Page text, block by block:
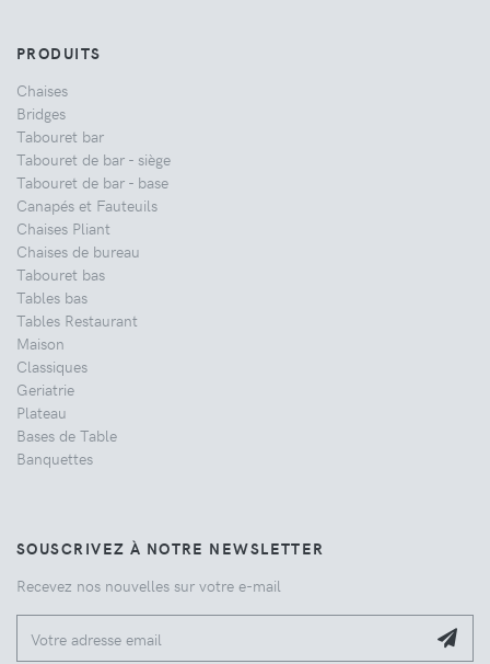
PRODUITS
Chaises
Bridges
Tabouret bar
Tabouret de bar - siège
Tabouret de bar - base
Canapés et Fauteuils
Chaises Pliant
Chaises de bureau
Tabouret bas
Tables bas
Tables Restaurant
Maison
Classiques
Geriatrie
Plateau
Bases de Table
Banquettes
SOUSCRIVEZ À NOTRE NEWSLETTER
Recevez nos nouvelles sur votre e-mail